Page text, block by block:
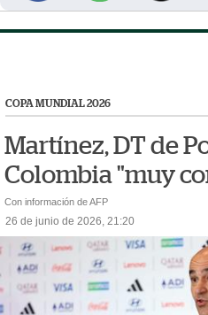
COPA MUNDIAL 2026
Martínez, DT de
Colombia "muy
Con información de AFP
26 de junio de 2026, 21:20